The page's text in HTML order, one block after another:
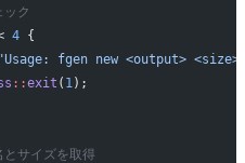
ク
4 {
"Usage: fgen new <output>
::exit ( 1 );
サイズを取得